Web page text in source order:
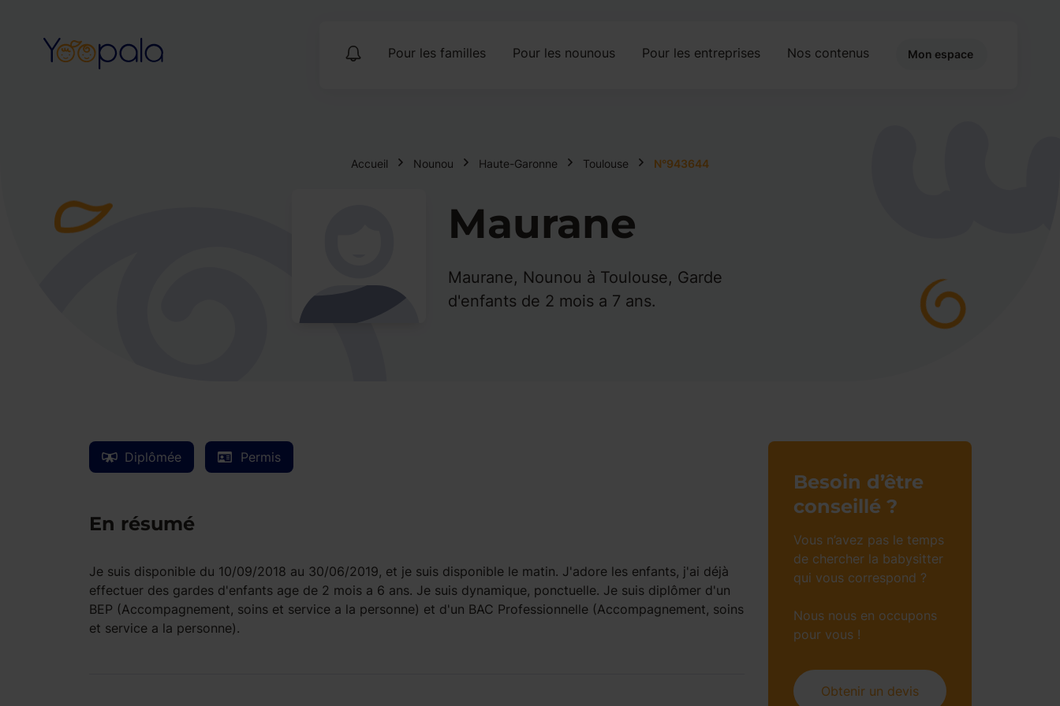
Pour les familles Pour les nounous Pour les entreprises Nos contenus Mon espace
Accueil Nounou Haute-Garonne Toulouse N°943644
Maurane
Maurane, Nounou à Toulouse, Garde
d'enfants de 2 mois a 7 ans.
Diplômée Permis
En résumé
Je suis disponible du 10/09/2018 au 30/06/2019, et je suis disponible le matin. J'adore les enfants, j'ai déjà
effectuer des gardes d'enfants age de 2 mois a 6 ans. Je suis dynamique, ponctuelle. Je suis diplômer d'un
BEP (Accompagnement, soins et service a la personne) et d'un BAC Professionnelle (Accompagnement, soins
et service a la personne).
Besoin d’être
conseillé ?
Vous n’avez pas le temps
de chercher la babysitter
qui vous correspond ?
Nous nous en occupons
pour vous !
Obtenir un devis